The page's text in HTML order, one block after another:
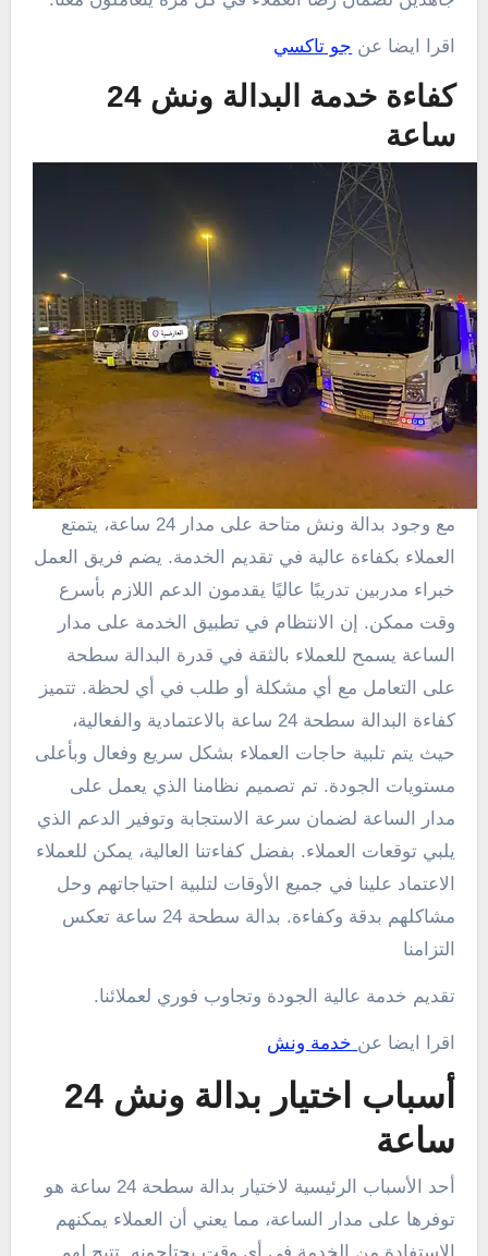
اقرا ايضا عن جو تاكسي
كفاءة خدمة البدالة ونش 24
ساعة
مع وجود بدالة ونش متاحة على مدار 24 ساعة، يتمتع
العملاء بكفاءة عالية في تقديم الخدمة. يضم فريق العمل
خبراء مدربين تدريبًا عاليًا يقدمون الدعم اللازم بأسرع
وقت ممكن. إن الانتظام في تطبيق الخدمة على مدار
الساعة يسمح للعملاء بالثقة في قدرة البدالة سطحة
على التعامل مع أي مشكلة أو طلب في أي لحظة. تتميز
كفاءة البدالة سطحة 24 ساعة بالاعتمادية والفعالية،
حيث يتم تلبية حاجات العملاء بشكل سريع وفعال وبأعلى
مستويات الجودة. تم تصميم نظامنا الذي يعمل على
مدار الساعة لضمان سرعة الاستجابة وتوفير الدعم الذي
يلبي توقعات العملاء. بفضل كفاءتنا العالية، يمكن للعملاء
الاعتماد علينا في جميع الأوقات لتلبية احتياجاتهم وحل
مشاكلهم بدقة وكفاءة. بدالة سطحة 24 ساعة تعكس
التزامنا
تقديم خدمة عالية الجودة وتجاوب فوري لعملائنا.
اقرا ايضا عن خدمة ونش
أسباب اختيار بدالة ونش 24
ساعة
أحد الأسباب الرئيسية لاختيار بدالة سطحة 24 ساعة هو
توفرها على مدار الساعة، مما يعني أن العملاء يمكنهم